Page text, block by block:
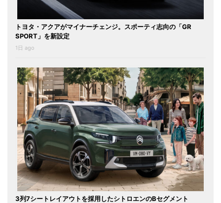
トヨタ・アクアがマイナーチェンジ。スポーティ志向の「GR
SPORT」を新設定
1日 ago
3列7シートレイアウトを採用したシトロエンのBセグメント